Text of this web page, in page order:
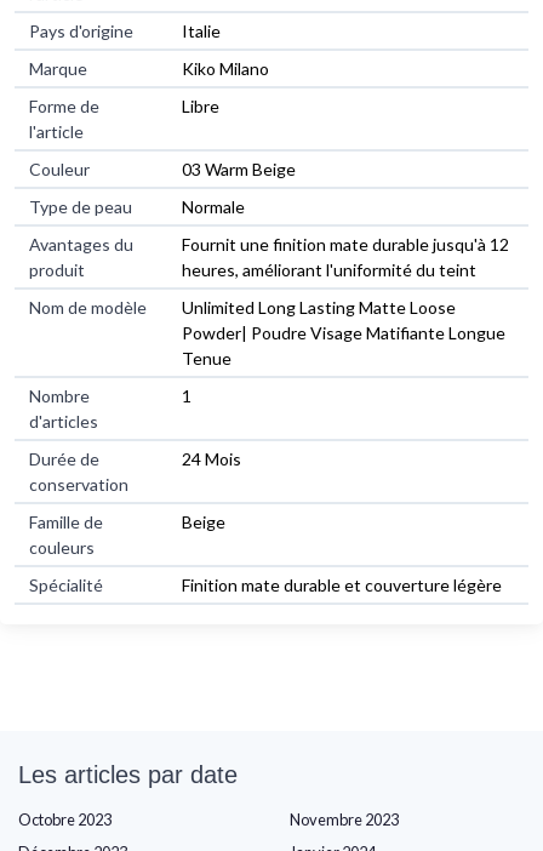
Pays d'origine
Italie
Marque
Kiko Milano
Forme de
l'article
Libre
Couleur
03 Warm Beige
Type de peau
Normale
Avantages du
produit
Fournit une finition mate durable jusqu'à 12
heures, améliorant l'uniformité du teint
Nom de modèle
Unlimited Long Lasting Matte Loose
Powder| Poudre Visage Matifiante Longue
Tenue
Nombre
d'articles
1
Durée de
conservation
24 Mois
Famille de
couleurs
Beige
Spécialité Finition mate durable et couverture légère
Les articles par date
Octobre 2023
Novembre 2023